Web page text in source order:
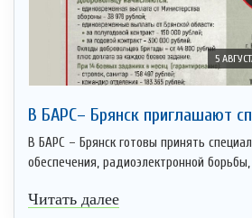
5
В БАРС– Брянcк приглaшают
В БАРС – Брянск готовы принять
обеспечения, радиоэлектронной борьбы,
Читать далее